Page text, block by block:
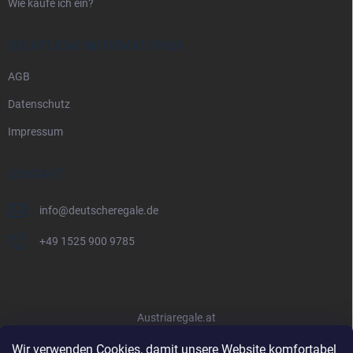
Wir verwenden Cookies, damit unsere Website komfortabel
Wie kaufe ich ein?
RECHTLICHE INFORMATIONEN
AGB
Datenschutz
Impressum
KONTAKT
info@deutscheregale.de
+49 1525 900 9785
Austriaregale.at